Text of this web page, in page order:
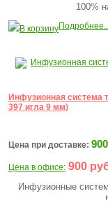
100%
В корзину
Инфузионная система
397 игла 9 мм)
Цена при доставке:
Цена в офисе: 900
Инфузионные